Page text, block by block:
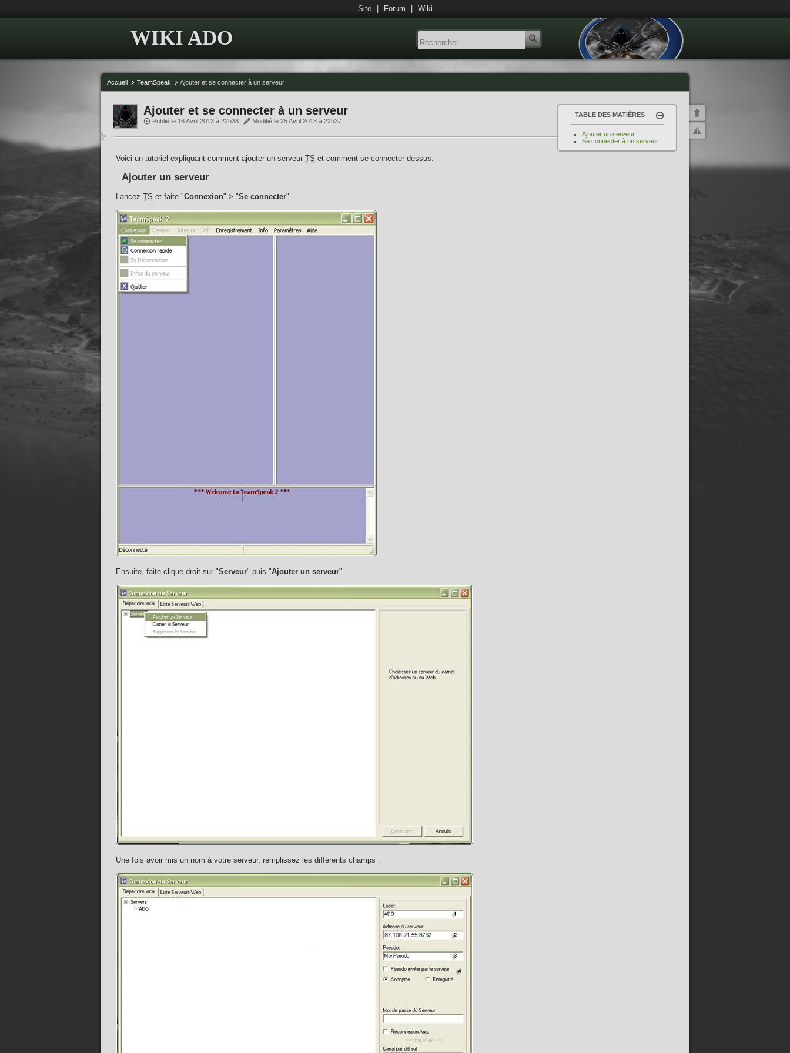
Site Forum Wiki
WIKI ADO
Accueil TeamSpeak Ajouter et se connecter à un serveur
TABLE DES MATIÈRES
Ajouter un serveur
Se connecter à un serveur
Ajouter et se connecter à un serveur
Publié le 16 Avril 2013 à 22h38 Modifié le 25 Avril 2013 à 22h37
Voici un tutoriel expliquant comment ajouter un serveur TS et comment se connecter dessus.
Ajouter un serveur
Lancez TS et faite "Connexion" > "Se connecter"
Ensuite, faite clique droit sur "Serveur" puis "Ajouter un serveur"
Une fois avoir mis un nom à votre serveur, remplissez les différents champs :